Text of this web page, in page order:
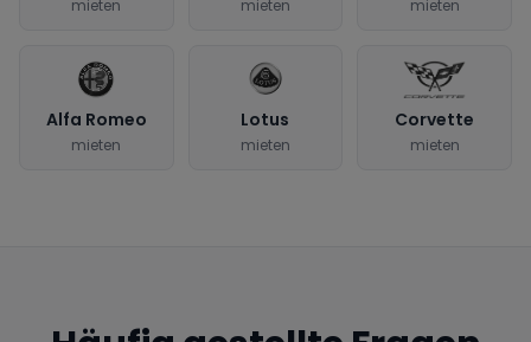
mieten mieten mieten
Alfa Romeo
mieten
Lotus
mieten
Corvette
mieten